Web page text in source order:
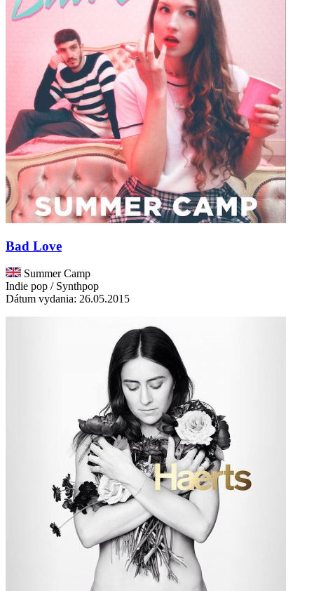
Bad Love
Summer Camp
Indie pop / Synthpop
Dátum vydania: 26.05.2015